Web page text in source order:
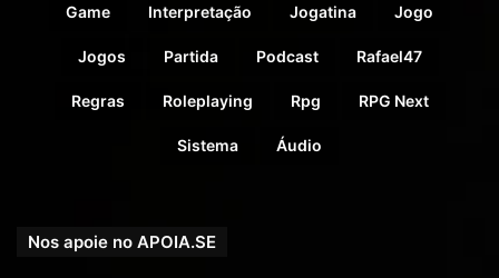
Game Interpretação Jogatina Jogo
Jogos Partida Podcast Rafael47
Regras Roleplaying Rpg RPG Next
Sistema Áudio
Nos apoie no APOIA.SE